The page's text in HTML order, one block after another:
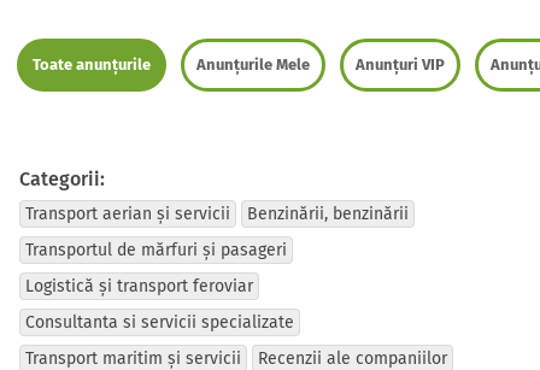
Toate anunțurile Anunțurile Mele Anunțuri VIP
Categorii:
Transport aerian și servicii
Benzinării, benzinării
Transportul de mărfuri și pasageri
Logistică și transport feroviar
Consultanta si servicii specializate
Transport maritim și servicii
Recenzii ale companiilor